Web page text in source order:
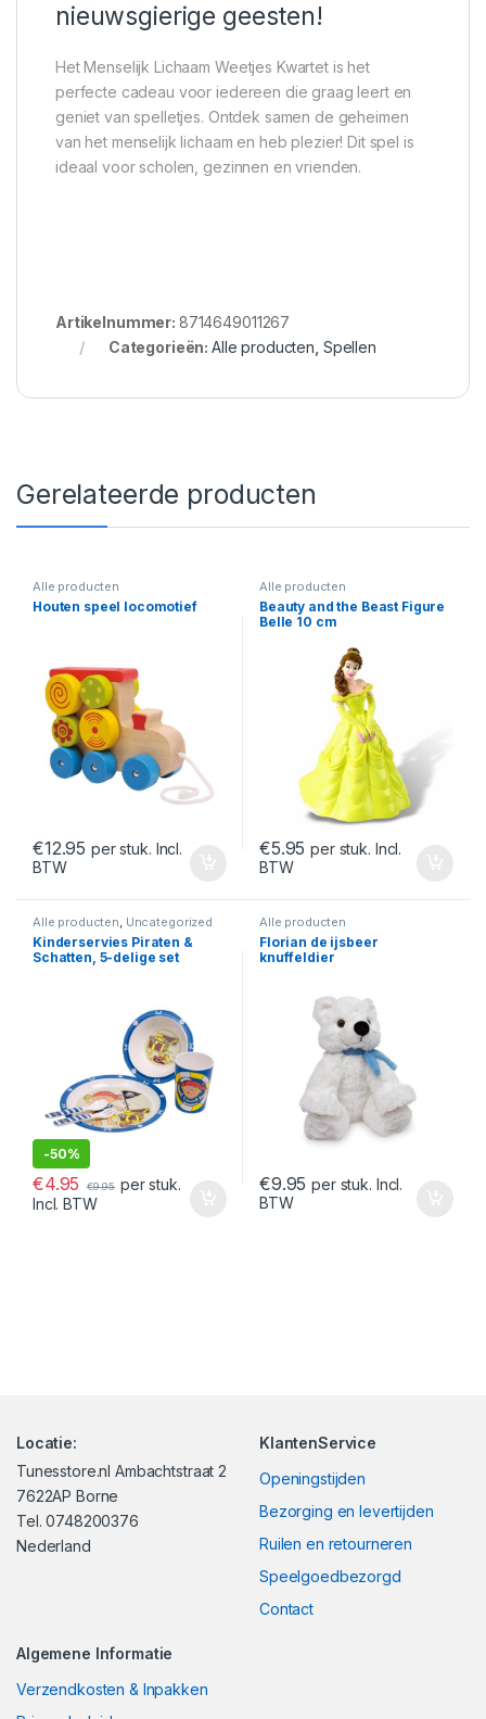
nieuwsgierige geesten!
Het Menselijk Lichaam Weetjes Kwartet is het
perfecte cadeau voor iedereen die graag leert en
geniet van spelletjes. Ontdek samen de geheimen
van het menselijk lichaam en heb plezier! Dit spel is
ideaal voor scholen, gezinnen en vrienden.
Artikelnummer: 8714649011267
Categorieën:Alle producten Spellen
Gerelateerde producten
Alle producten
Houten speel locomotief
€12.95 per stuk. Incl.
BTW
Alle producten
Beauty and the Beast Figure
Belle 10 cm
€5.95 per stuk. Incl.
BTW
Alle producten, Uncategorized
Kinderservies Piraten &
Schatten, 5-delige set
-50%
€4.95 €9.95 per stuk.
Incl. BTW
Alle producten
Florian de ijsbeer
knuffeldier
€9.95 per stuk. Incl.
BTW
Locatie:
Tunesstore.nl Ambachtstraat 2
7622AP Borne
Tel. 0748200376
Nederland
KlantenService
Openingstijden
Bezorging en levertijden
Ruilen en retourneren
Speelgoedbezorgd
Contact
Algemene Informatie
Verzendkosten & Inpakken